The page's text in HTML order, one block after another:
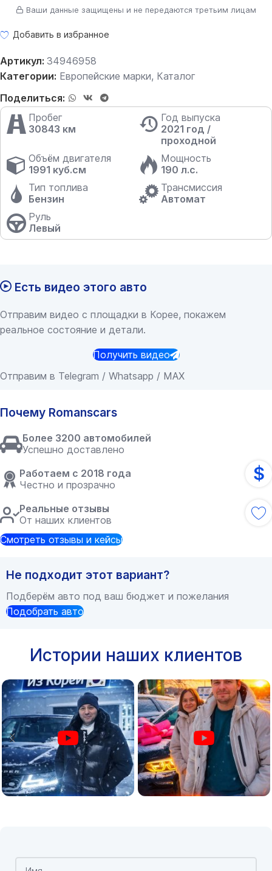
Ваши данные защищены и не передаются третьим лицам
Добавить в избранное
Артикул: 34946958
Категории: Европейские марки, Каталог
Поделиться:
Пробег
30843 км
Год выпуска
2021 год /
проходной
Объём двигателя
1991 куб.см
Мощность
190 л.с.
Тип топлива
Бензин
Трансмиссия
Автомат
Руль
Левый
Есть видео этого авто
Отправим видео с площадки в Корее, покажем
реальное состояние и детали.
Получить видео
Отправим в Telegram / Whatsapp / MAX
Почему Romanscars
Более 3200 автомобилей
Успешно доставлено
Работаем с 2018 года
Честно и прозрачно
Реальные отзывы
От наших клиентов
Смотреть отзывы и кейсы
Не подходит этот вариант?
Подберём авто под ваш бюджет и пожелания
Подобрать авто
Истории наших клиентов
$